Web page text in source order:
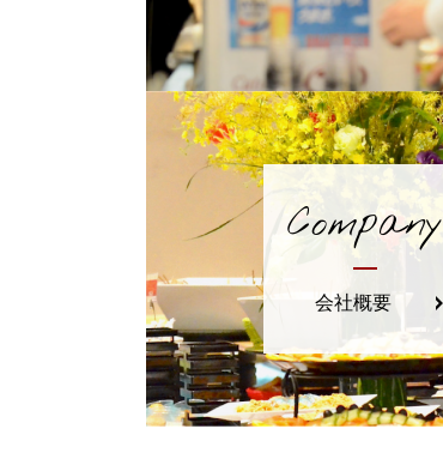
Company
会社概要